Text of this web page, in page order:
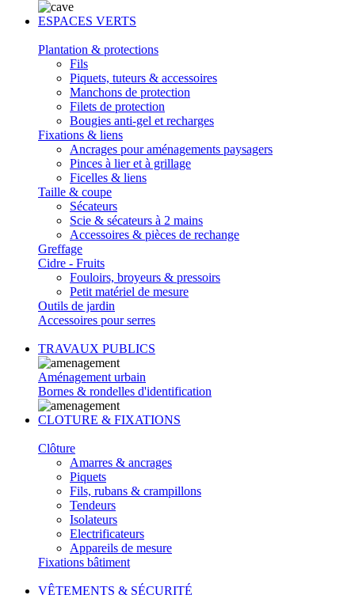
ESPACES VERTS
Plantation & protections
Fils
Piquets, tuteurs & accessoires
Manchons de protection
Filets de protection
Bougies anti-gel et recharges
Fixations & liens
Ancrages pour aménagements paysagers
Pinces à lier et à grillage
Ficelles & liens
Taille & coupe
Sécateurs
Scie & sécateurs à 2 mains
Accessoires & pièces de rechange
Greffage
Cidre - Fruits
Fouloirs, broyeurs & pressoirs
Petit matériel de mesure
Outils de jardin
Accessoires pour serres
TRAVAUX PUBLICS
Aménagement urbain
Bornes & rondelles d'identification
CLOTURE & FIXATIONS
Clôture
Amarres & ancrages
Piquets
Fils, rubans & crampillons
Tendeurs
Isolateurs
Electrificateurs
Appareils de mesure
Fixations bâtiment
VÊTEMENTS & SÉCURITÉ